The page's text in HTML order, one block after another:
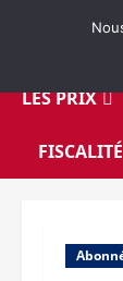
LES PRIX
FISCALITÉ